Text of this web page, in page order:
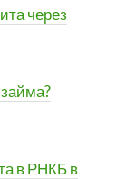
через
в РНКБ в